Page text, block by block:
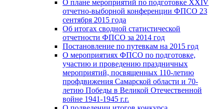
О плане мероприятий по подготовке XXIV
отчетно-выборной конференции ФПСО 23
сентября 2015 года
Об итогах сводной статистической
отчетности ФПСО за 2014 год
Постановление по путевкам на 2015 год
О мероприятиях ФПСО по подготовке,
участию и проведению праздничных
мероприятий, посвященных 110-летию
профдвижения Самарской области и 70-
летию Победы в Великой Отечественной
войне 1941-1945 г.г.